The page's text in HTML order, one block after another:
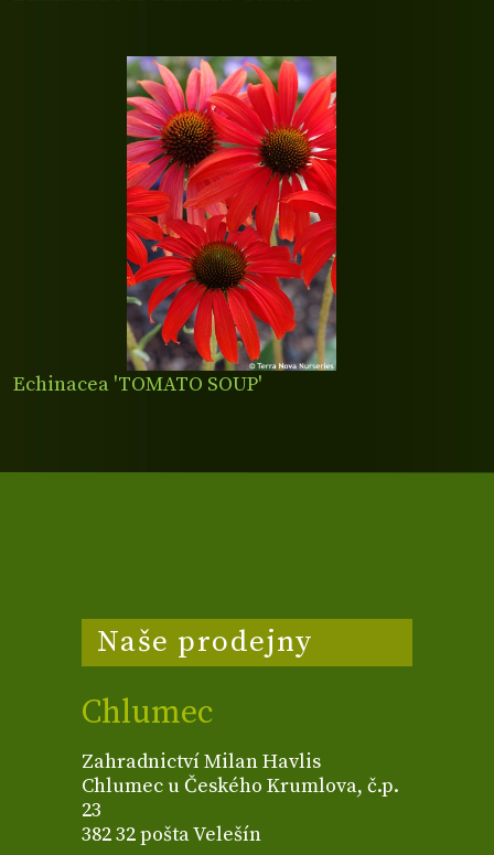
Echinacea 'TOMATO SOUP'
Naše prodejny
Chlumec
Zahradnictví Milan Havlis
Chlumec u Českého Krumlova, č.p.
23
382 32 pošta Velešín